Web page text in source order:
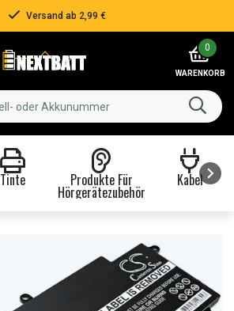
Versand ab 2,99 €
0
WARENKORB
Tinte Produkte Für
Hörgerätezubehör
Kabel